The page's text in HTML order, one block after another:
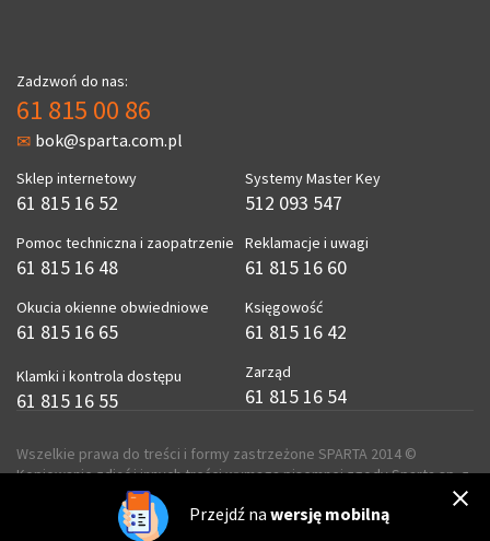
Zadzwoń do nas:
61 815 00 86
bok@sparta.com.pl
Sklep internetowy
61 815 16 52
Pomoc techniczna i zaopatrzenie
61 815 16 48
Okucia okienne obwiedniowe
61 815 16 65
Klamki i kontrola dostępu
61 815 16 55
Systemy Master Key
512 093 547
Reklamacje i uwagi
61 815 16 60
Księgowość
61 815 16 42
Zarząd
61 815 16 54
Wszelkie prawa do treści i formy zastrzeżone SPARTA 2014 ©
Kopiowanie zdjęć i innych treści wymaga pisemnej zgody Sparta sp. z
realizacja
Przejdź na wersję mobilną